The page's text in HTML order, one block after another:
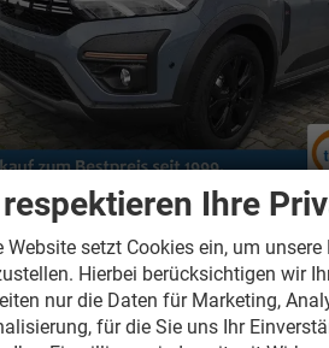
JoggerExtreme
(101 PS), Schaltgetriebe,
Lieferzeit: 14 Tage
Ihre
Website setzt Cookies ein, um
Hierbei berücksichtigen wir
nur die Daten für Marketing,
für die Sie uns Ihr